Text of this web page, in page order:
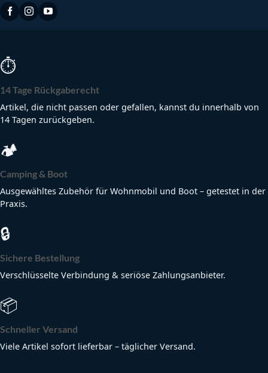
⏱
14 Tage Rückgaberecht
Artikel, die nicht passen oder gefallen, kannst du innerhalb von
14 Tagen zurückgeben.
🏕
Camping & Boot
Ausgewähltes Zubehör für Wohnmobil und Boot – getestet in der
Praxis.
🔒
Sichere Bestellung
Verschlüsselte Verbindung & seriöse Zahlungsanbieter.
📦
Schneller Versand
Viele Artikel sofort lieferbar – täglicher Versand.